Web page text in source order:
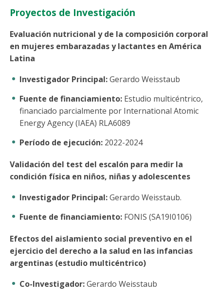
Proyectos de Investigación
Evaluación nutricional y de la composición corporal
en mujeres embarazadas y lactantes en América
Latina
Investigador Principal:Gerardo Weisstaub
Fuente de financiamiento: Estudio multicéntrico,
financiado parcialmente por International Atomic
Energy Agency (IAEA) RLA6089
Período de ejecución: 2022-2024
Validación del test del escalón para medir la
condición física en niños, niñas y adolescentes
Investigador Principal:Gerardo Weisstaub.
Fuente de financiamiento: FONIS (SA19I0106)
Efectos del aislamiento social preventivo en el
ejercicio del derecho a la salud en las infancias
argentinas (estudio multicéntrico)
Co-Investigador:Gerardo Weisstaub